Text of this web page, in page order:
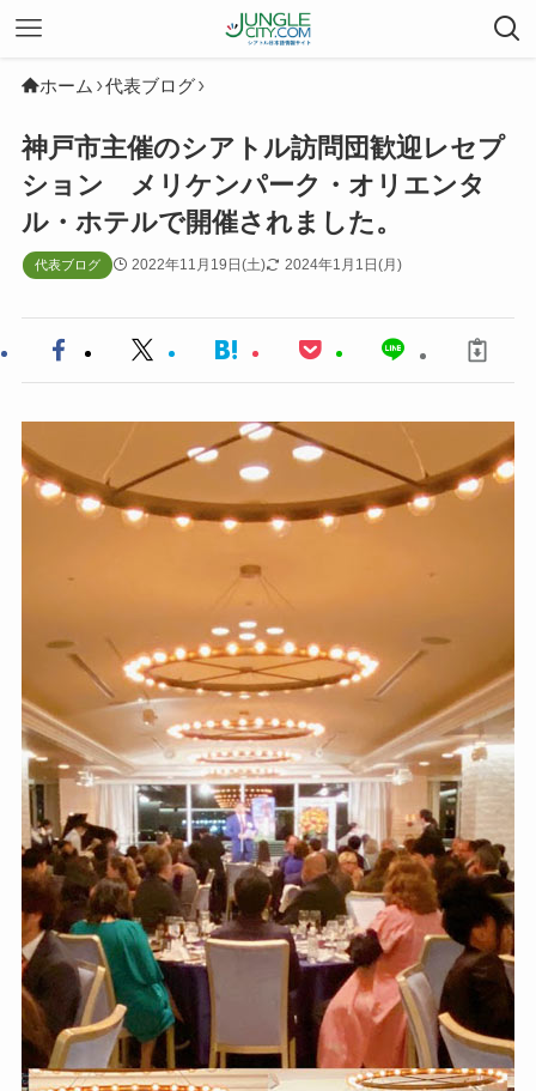
ホーム 代表ブログ
神戸市主催のシアトル訪問団歓迎レセプ
ション メリケンパーク・オリエンタ
ル・ホテルで開催されました。
代表ブログ 2022年11月19日(土) 2024年1月1日(月)